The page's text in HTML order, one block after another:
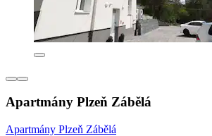
Apartmány Plzeň Zábělá
Apartmány Plzeň Zábělá